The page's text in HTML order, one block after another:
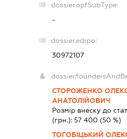
dossier.opfSubType:
-
dossier.edrpo:
30972107
СТОРОЖЕНКО
АНАТОЛІЙОВИЧ
Розмір внеску до
(грн.): 57 400 (50 %)
ТОГОБІЦЬКИЙ